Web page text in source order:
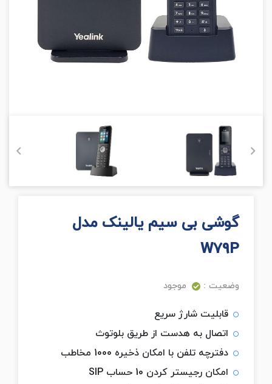
گوشی بی سیم یالینک مدل
W79P
وضعیت : موجود
قابلیت شارژ سریع
اتصال به هدست از طریق بلوتوث
دفترچه تلفن با امکان ذخیره 1000 مخاطب
امکان رجیستر کردن 10 حساب SIP